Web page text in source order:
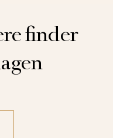
finder